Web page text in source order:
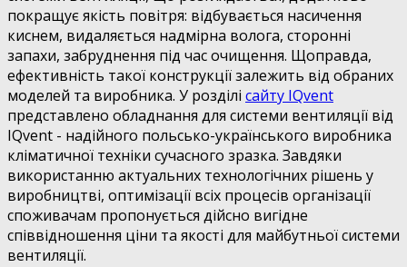
покращує якість повітря: відбувається насичення
киснем, видаляється надмірна волога, сторонні
запахи, забруднення під час очищення. Щоправда,
ефективність такої конструкції залежить від обраних
моделей та виробника. У розділі сайту IQvent
представлено обладнання для системи вентиляції від
IQvent - надійного польсько-українського виробника
кліматичної техніки сучасного зразка. Завдяки
використанню актуальних технологічних рішень у
виробництві, оптимізації всіх процесів організації
споживачам пропонується дійсно вигідне
співвідношення ціни та якості для майбутньої системи
вентиляції.